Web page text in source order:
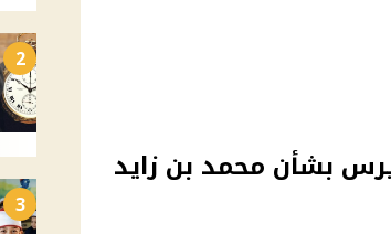
بشأن محمد بن زايد
2
3